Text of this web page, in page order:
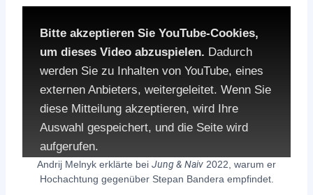
Bitte akzeptieren Sie YouTube-Cookies,
um dieses Video abzuspielen. Dadurch
werden Sie zu Inhalten von YouTube, eines
externen Anbieters, weitergeleitet. Wenn Sie
diese Mitteilung akzeptieren, wird Ihre
Auswahl gespeichert, und die Seite wird
aufgerufen.
Die Datenschutzbestimmungen von
Andrij Melnyk erklärte bei Jung & Naiv 2022, warum er
Hochachtung gegenüber Stepan Bandera empfindet.